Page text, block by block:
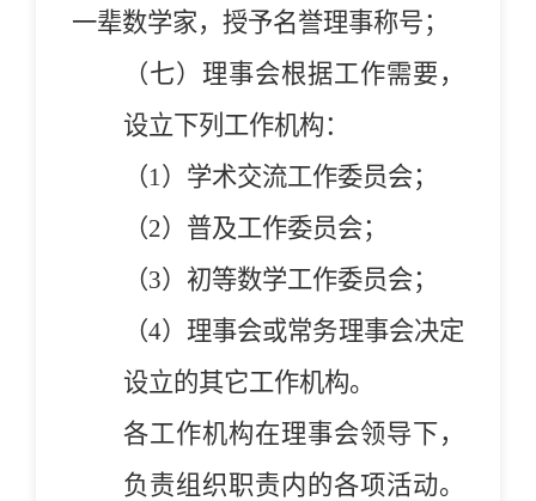
一辈数学家，授予名誉理事称号；
（七）理事会根据工作需要，
设立下列工作机构：
（1）学术交流工作委员会；
（2）普及工作委员会；
（3）初等数学工作委员会；
（4）理事会或常务理事会决定
设立的其它工作机构。
各工作机构在理事会领导下，
负责组织职责内的各项活动。